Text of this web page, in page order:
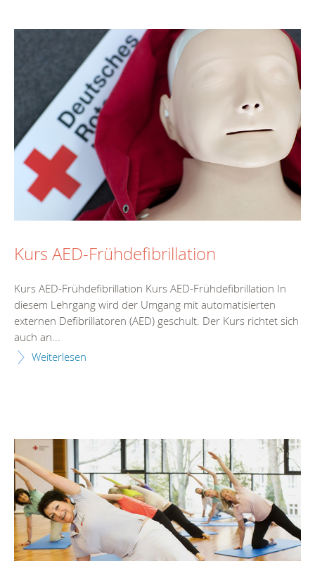
Kurs AED-Frühdefibrillation
Kurs AED-Frühdefibrillation Kurs AED-Frühdefibrillation In
diesem Lehrgang wird der Umgang mit automatisierten
externen Defibrillatoren (AED) geschult. Der Kurs richtet sich
auch an...
Weiterlesen